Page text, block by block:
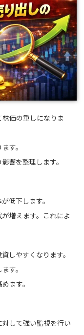
価の重しになりま
す。
響を整理します。
低下します。
増えます。これによ
しやすくなります。
す。
ます。
して強い監視を行い